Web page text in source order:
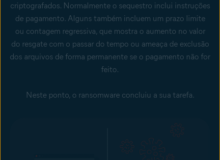
criptografados. Normalmente o sequestro inclui instruções
de pagamento. Alguns também incluem um prazo limite
ou contagem regressiva, que mostra o aumento no valor
do resgate com o passar do tempo ou ameaça de exclusão
dos arquivos de forma permanente se o pagamento não for
feito.
Neste ponto, o ransomware concluiu a sua tarefa.